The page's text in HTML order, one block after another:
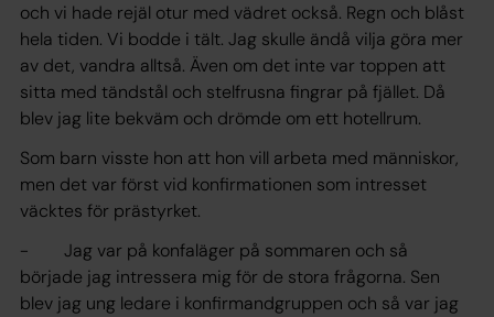
och vi hade rejäl otur med vädret också. Regn och blåst
hela tiden. Vi bodde i tält. Jag skulle ändå vilja göra mer
av det, vandra alltså. Även om det inte var toppen att
sitta med tändstål och stelfrusna fingrar på fjället. Då
blev jag lite bekväm och drömde om ett hotellrum.
Som barn visste hon att hon vill arbeta med människor,
men det var först vid konfirmationen som intresset
väcktes för prästyrket.
- Jag var på konfaläger på sommaren och så
började jag intressera mig för de stora frågorna. Sen
blev jag ung ledare i konfirmandgruppen och så var jag